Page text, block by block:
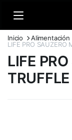
Inicio Alimentación
LIFE PRO SAUZERO
LIFE